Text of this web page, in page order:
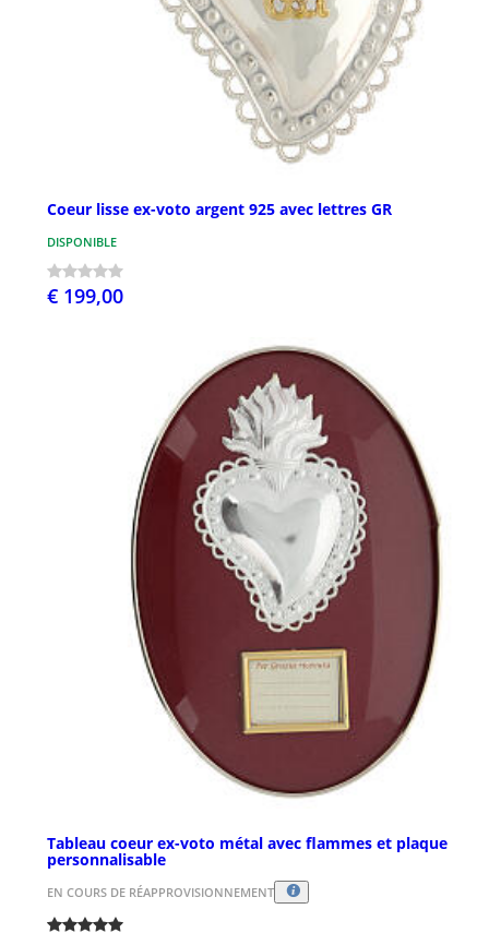
Coeur lisse ex-voto argent 925 avec lettres GR
DISPONIBLE
€ 199,00
Tableau coeur ex-voto métal avec flammes et plaque
personnalisable
EN COURS DE RÉAPPROVISIONNEMENT